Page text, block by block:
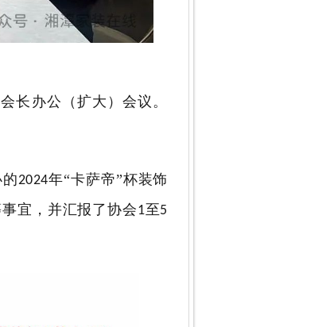
长办公（扩大）会议。
2024年“卡萨帝”杯装饰
宜，并汇报了协会1至5